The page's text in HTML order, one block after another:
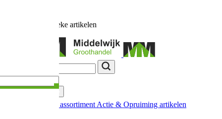
unieke artikelen
Nieuw in ons assortiment Actie & Opruiming artikelen